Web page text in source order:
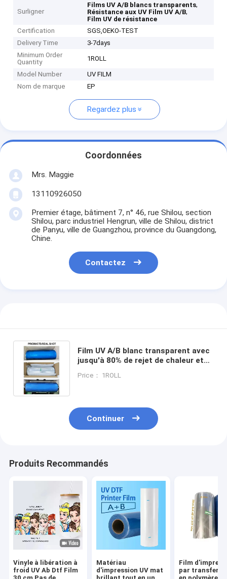
Surligner
Films UV A/B blancs transparents,
Résistance aux UV Film UV A/B,
Film UV de résistance
Certification
SGS,OEKO-TEST
Delivery Time
3-7days
Minimum Order
Quantity
1ROLL
Model Number
UV FILM
Nom de marque
EP
Regardez plus
Coordonnées
Mrs. Maggie
13110926050
Premier étage, bâtiment 7, n° 46, rue Shilou, section
Shilou, parc industriel Hengrun, ville de Shilou, district
de Panyu, ville de Guangzhou, province du Guangdong,
Chine.
Contactez
Film UV A/B blanc transparent avec
jusqu'à 80% de rejet de chaleur et
Price： 1ROLL
Continuer
Produits Recommandés
Vinyle à libération à
froid UV Ab Dtf Film
Matériau
d'impression UV mat
Film
par transfert